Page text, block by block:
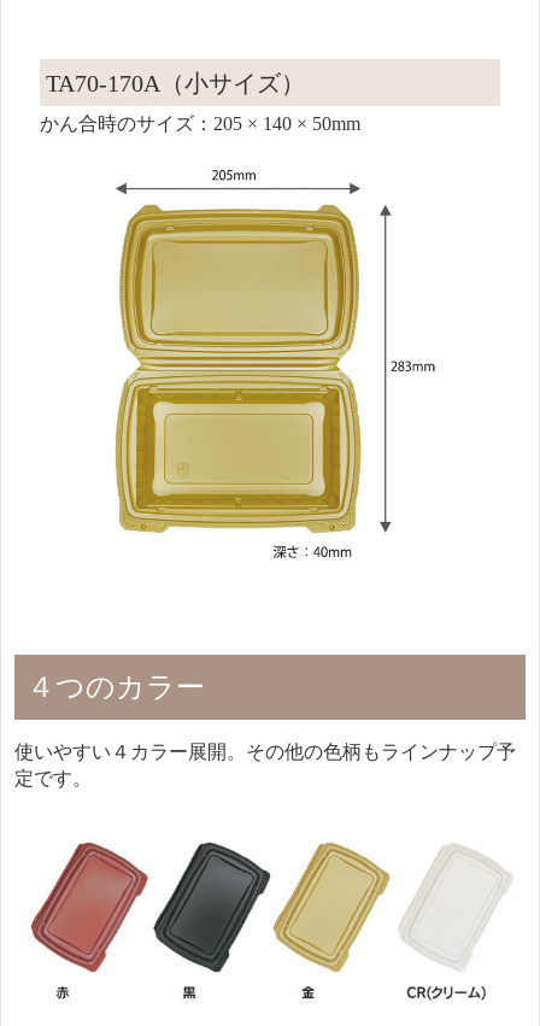
TA70-170A（小サイズ）
かん合時のサイズ：205 × 140 × 50mm
４つのカラー
使いやすい４カラー展開。その他の色柄もラインナップ予
定です。